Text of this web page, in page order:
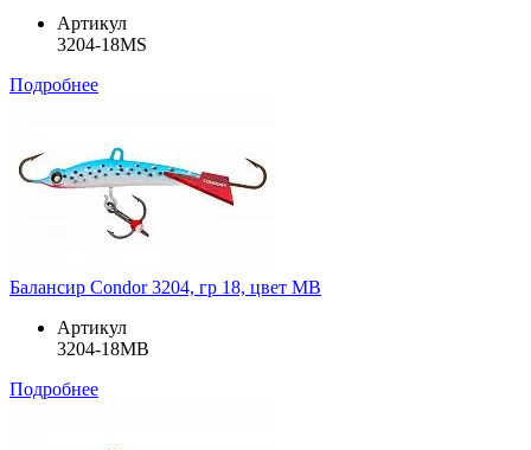
Артикул
3204-18MS
Подробнее
Балансир Condor 3204, гр 18, цвет MB
Артикул
3204-18MB
Подробнее